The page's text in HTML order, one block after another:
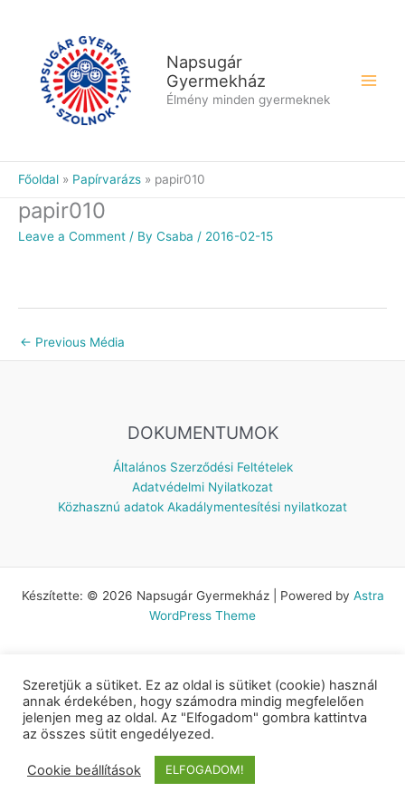
Napsugár
Gyermekház
Élmény minden gyermeknek
Főoldal Papírvarázs papir010
papir010
Leave a Comment / By Csaba / 2016-02-15
← Previous Média
DOKUMENTUMOK
Általános Szerződési Feltételek
Adatvédelmi Nyilatkozat
Közhasznú adatok Akadálymentesítési nyilatkozat
Készítette: © 2026 Napsugár Gyermekház | Powered by Astra
WordPress Theme
Szeretjük a sütiket. Ez az oldal is sütiket (cookie) használ
annak érdekében, hogy számodra mindig megfelelően
jelenjen meg az oldal. Az "Elfogadom" gombra kattintva
az összes sütit engedélyezed.
Cookie beállítások ELFOGADOM!